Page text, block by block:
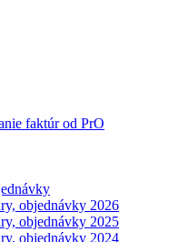
faktúr od PrO
objednávky 2026
objednávky 2025
objednávky 2024